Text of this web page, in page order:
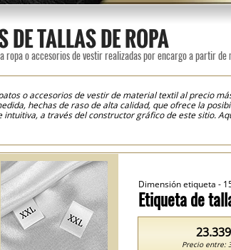
DE TALLAS DE ROPA
ropa o accesorios de vestir realizadas por encargo a partir
o accesorios de vestir de material textil al precio
hechas de raso de alta calidad, que ofrece la
a través del constructor gráfico de este sitio.
el proceso de costura en el taller de confección,
y corte de última generación, que nos
Etiqueta de
Dimensión etiqueta -
Precio entre: